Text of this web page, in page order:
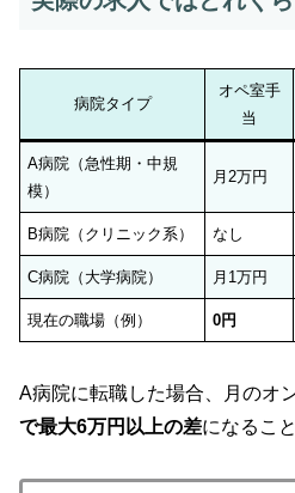
病院タイプ
オペ室手
当
A病院（急性期・中規
模）
月2万円
B病院（クリニック系） なし
C病院（大学病院） 月1万円
現在の職場（例） 0円
A病院に転職した場合、月のオ
で最大6万円以上の差になること